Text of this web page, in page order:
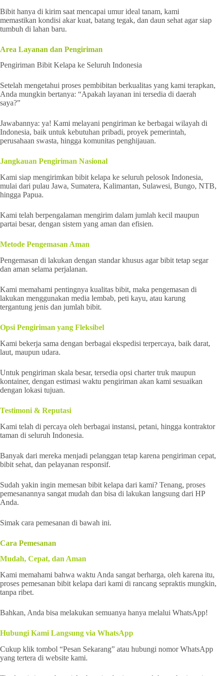
Bibit hanya di kirim saat mencapai umur ideal tanam, kami
memastikan kondisi akar kuat, batang tegak, dan daun sehat agar siap
tumbuh di lahan baru.
Area Layanan dan Pengiriman
Pengiriman Bibit Kelapa ke Seluruh Indonesia
Setelah mengetahui proses pembibitan berkualitas yang kami terapkan,
Anda mungkin bertanya: “Apakah layanan ini tersedia di daerah
saya?”
Jawabannya: ya! Kami melayani pengiriman ke berbagai wilayah di
Indonesia, baik untuk kebutuhan pribadi, proyek pemerintah,
perusahaan swasta, hingga komunitas penghijauan.
Jangkauan Pengiriman Nasional
Kami siap mengirimkan bibit kelapa ke seluruh pelosok Indonesia,
mulai dari pulau Jawa, Sumatera, Kalimantan, Sulawesi, Bungo, NTB,
hingga Papua.
Kami telah berpengalaman mengirim dalam jumlah kecil maupun
partai besar, dengan sistem yang aman dan efisien.
Metode Pengemasan Aman
Pengemasan di lakukan dengan standar khusus agar bibit tetap segar
dan aman selama perjalanan.
Kami memahami pentingnya kualitas bibit, maka pengemasan di
lakukan menggunakan media lembab, peti kayu, atau karung
tergantung jenis dan jumlah bibit.
Opsi Pengiriman yang Fleksibel
Kami bekerja sama dengan berbagai ekspedisi terpercaya, baik darat,
laut, maupun udara.
Untuk pengiriman skala besar, tersedia opsi charter truk maupun
kontainer, dengan estimasi waktu pengiriman akan kami sesuaikan
dengan lokasi tujuan.
Testimoni & Reputasi
Kami telah di percaya oleh berbagai instansi, petani, hingga kontraktor
taman di seluruh Indonesia.
Banyak dari mereka menjadi pelanggan tetap karena pengiriman cepat,
bibit sehat, dan pelayanan responsif.
Sudah yakin ingin memesan bibit kelapa dari kami? Tenang, proses
pemesanannya sangat mudah dan bisa di lakukan langsung dari HP
Anda.
Simak cara pemesanan di bawah ini.
Cara Pemesanan
Mudah, Cepat, dan Aman
Kami memahami bahwa waktu Anda sangat berharga, oleh karena itu,
proses pemesanan bibit kelapa dari kami di rancang sepraktis mungkin,
tanpa ribet.
Bahkan, Anda bisa melakukan semuanya hanya melalui WhatsApp!
Hubungi Kami Langsung via WhatsApp
Cukup klik tombol “Pesan Sekarang” atau hubungi nomor WhatsApp
yang tertera di website kami.